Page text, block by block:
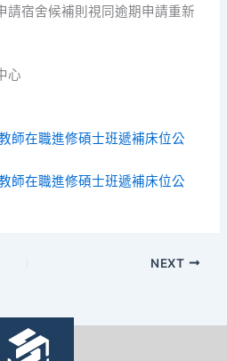
請宿舍候補則視同逾期申請重新
心
師在職進修碩士班遞補床位公
師在職進修碩士班遞補床位公
NEXT